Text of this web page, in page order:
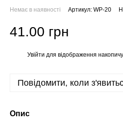
Немає в наявності Артикул: WP-20
41.00 грн
Увійти для відображення
Повідомити, коли
Опис